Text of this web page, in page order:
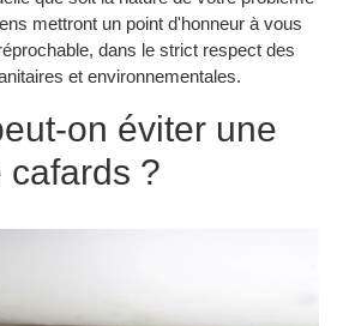
mettront un point d'honneur à vous
dans le strict respect des
et environnementales.
on éviter une
cafards ?